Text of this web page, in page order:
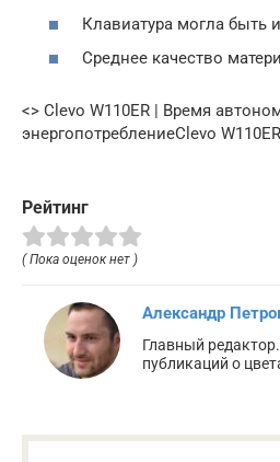
Клавиатура могла быть
Среднее качество
<> Clevo W110ER | Время
энергопотреблениеClevo
Рейтинг
( Пока оценок нет )
Александр
Главный
публикаций о